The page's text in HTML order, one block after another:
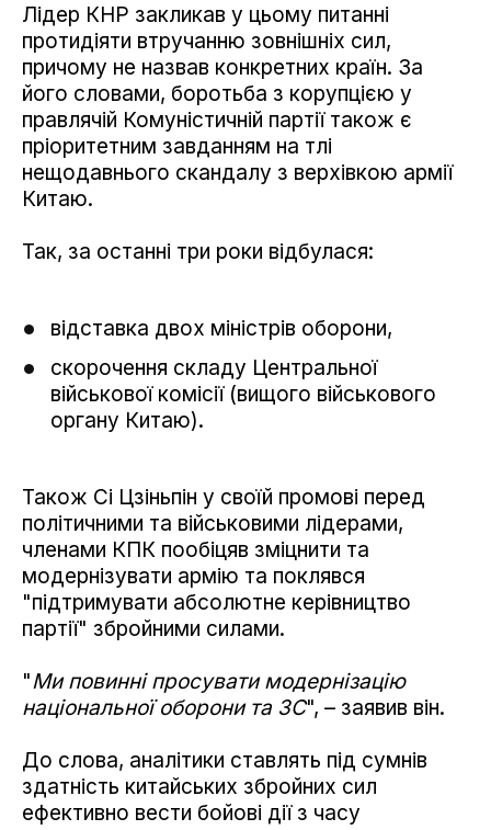
Лідер КНР закликав у цьому питанні
протидіяти втручанню зовнішніх сил,
причому не назвав конкретних країн. За
його словами, боротьба з корупцією у
правлячій Комуністичній партії також є
пріоритетним завданням на тлі
нещодавнього скандалу з верхівкою армії
Китаю.
Так, за останні три роки відбулася:
відставка двох міністрів оборони,
скорочення складу Центральної
військової комісії (вищого військового
органу Китаю).
Також Сі Цзіньпін у своїй промові перед
політичними та військовими лідерами,
членами КПК пообіцяв зміцнити та
модернізувати армію та поклявся
"підтримувати абсолютне керівництво
партії" збройними силами.
"Ми повинні просувати модернізацію
національної оборони та ЗС", – заявив він.
До слова, аналітики ставлять під сумнів
здатність китайських збройних сил
ефективно вести бойові дії з часу